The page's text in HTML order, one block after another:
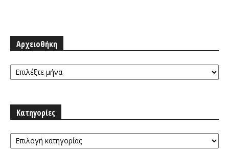
Αρχειοθήκη
Αρχειοθήκη
Κατηγορίες
Κατηγορίες